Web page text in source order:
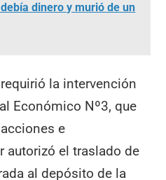
dinero y murió de un
la intervención
Económico Nº3, que
e
autorizó el traslado de
al depósito de la